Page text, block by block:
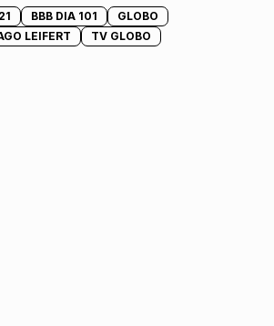
BBB DIA 101
GLOBO
LEIFERT TV GLOBO